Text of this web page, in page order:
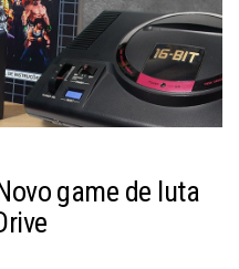
game de luta